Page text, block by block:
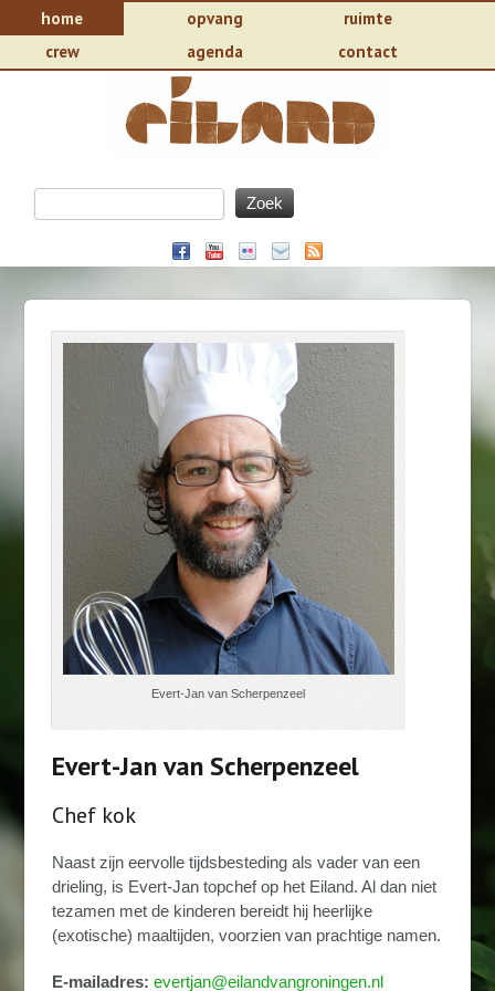
home opvang
ruimte
crew
agenda contact
Evert-Jan van Scherpenzeel
Evert-Jan van Scherpenzeel
Chef kok
Naast zijn eervolle tijdsbesteding als vader van een
drieling, is Evert-Jan topchef op het Eiland. Al dan niet
tezamen met de kinderen bereidt hij heerlijke
(exotische) maaltijden, voorzien van prachtige namen.
E-mailadres: evertjan@eilandvangroningen.nl